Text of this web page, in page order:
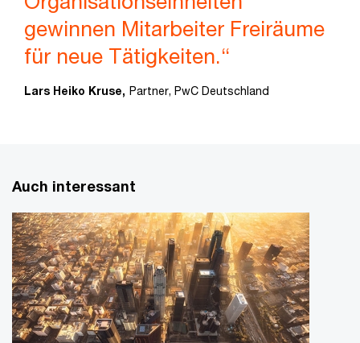
gewinnen Mitarbeiter Freiräume
für neue Tätigkeiten.“
Lars Heiko Kruse, Partner, PwC Deutschland
Auch interessant